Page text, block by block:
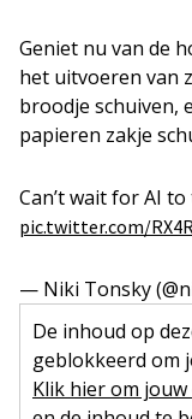
Geniet nu van de
het uitvoeren van
broodje schuiven,
papieren zakje
Can’t wait for AI
pic.twitter.com/
— Niki Tonsky
De inhoud op
geblokkeerd om
Klik hier om